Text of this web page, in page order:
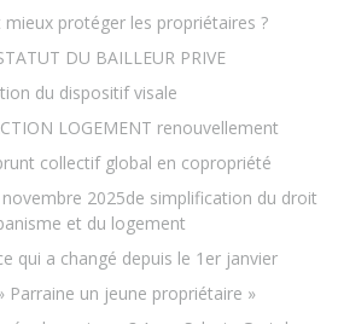
protéger les propriétaires ?
DU BAILLEUR PRIVE
du dispositif visale
LOGEMENT renouvellement
collectif global en copropriété
2025de simplification du droit
et du logement
qui a changé depuis le 1er janvier
Parraine un jeune propriétaire »